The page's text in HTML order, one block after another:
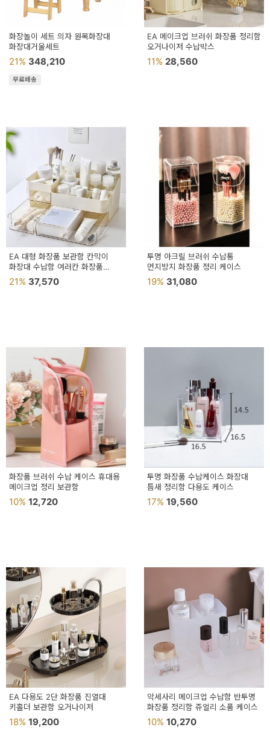
기
획
전
화장놀이 세트 의자 원목화장대
화장대거울세트
21% 348,210
무료배송
EA 메이크업 브러쉬 화장품 정리함
오거나이저 수납박스
11% 28,560
EA 대형 화장품 보관함 칸막이
화장대 수납함 여러칸 화장품
수납정리함
21% 37,570
투명 아크릴 브러쉬 수납통
먼지방지 화장품 정리 케이스
19% 31,080
화장품 브러쉬 수납 케이스 휴대용
메이크업 정리 보관함
10% 12,720
투명 화장품 수납케이스 화장대
틈새 정리함 다용도 케이스
17% 19,560
EA 다용도 2단 화장품 진열대
키홀더 보관함 오거나이저
18% 19,200
악세사리 메이크업 수납함 반투명
화장품 정리함 쥬얼리 소품 케이스
10% 10,270